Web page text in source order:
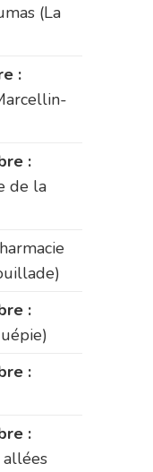
(La
:
:
de la
:
:
:
allées